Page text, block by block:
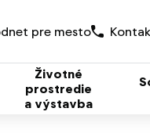
pre mesto
Životné
prostredie
a výstavba